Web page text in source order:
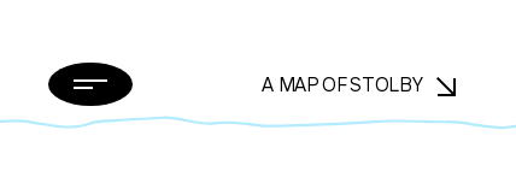
A MAP OF STOLBY